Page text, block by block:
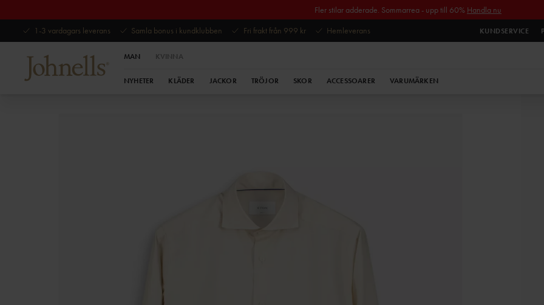
Fler stilar adderade. Sommarrea - upp till 60% Handla nu
1-3 vardagars leverans
Samla bonus i kundklubben Fri frakt från 999 kr Hemleverans KUNDSERVICE
MAN KVINNA
NYHETER KLÄDER JACKOR TRÖJOR SKOR ACCESSOARER VARUMÄRKEN